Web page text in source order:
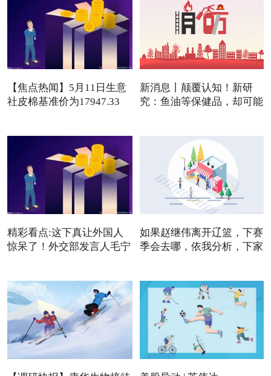
【焦点热闻】5月11日生意
社皮棉基准价为17947.33
新消息丨颠覆认知！新研
究：鱼油等保健品，却可能
精彩看点:这下真让外国人
惊呆了！外交部发言人毛宁
如果赵继伟离开辽篮，下赛
季会去哪，依我分析，下家